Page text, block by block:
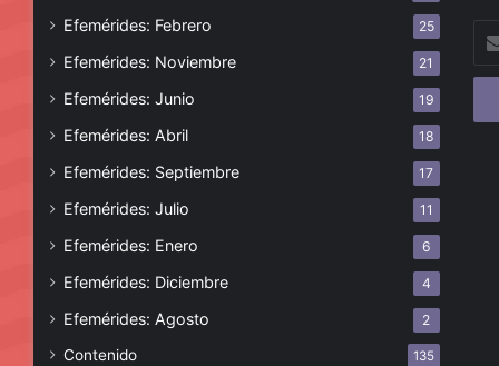
Efemérides: Febrero 25
Efemérides: Noviembre 21
Efemérides: Junio 19
Efemérides: Abril 18
Efemérides: Septiembre 17
Efemérides: Julio 11
Efemérides: Enero 6
Efemérides: Diciembre 4
Efemérides: Agosto 2
Contenido 135
tu